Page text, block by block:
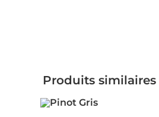
Produits similaires